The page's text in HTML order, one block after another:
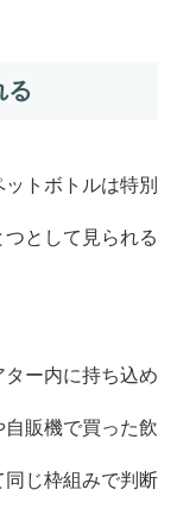
る
トボトルは特別
として見られる
ー内に持ち込め
販機で買った飲
じ枠組みで判断